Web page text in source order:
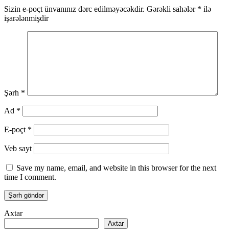
Sizin e-poçt ünvanınız dərc edilməyəcəkdir. Gərəkli sahələr * ilə
işarələnmişdir
Şərh *
Ad *
E-poçt *
Veb sayt
Save my name, email, and website in this browser for the next
time I comment.
Axtar
Axtar